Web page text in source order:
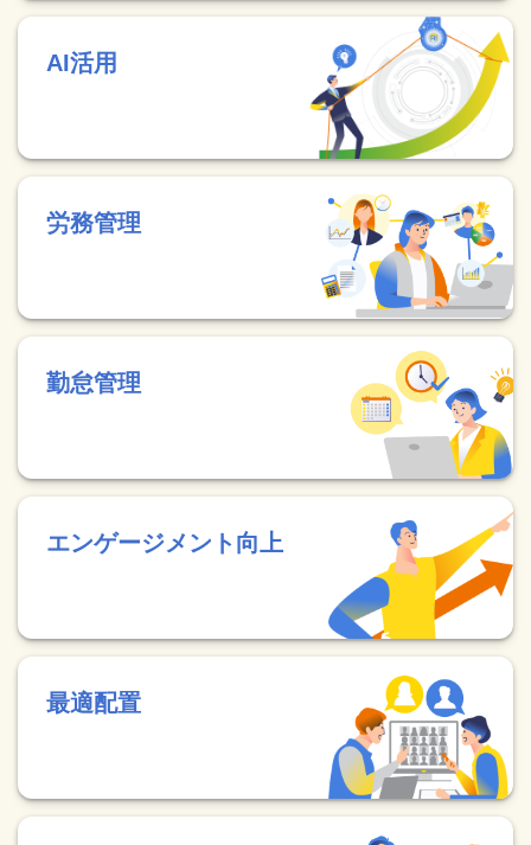
AI活用
労務管理
勤怠管理
エンゲージメント向上
最適配置